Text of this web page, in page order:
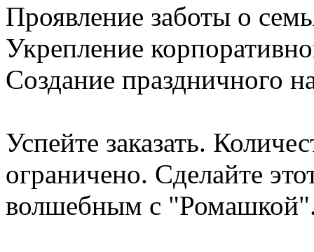
Проявление заботы о
Укрепление
Создание праздничного
Успейте заказать.
ограничено. Сделайте
волшебным с